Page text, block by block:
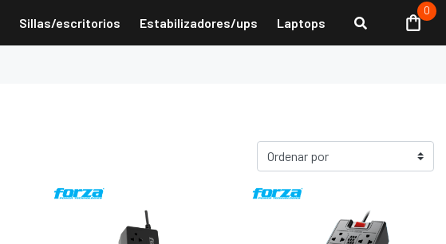
Sillas/escritorios Estabilizadores/ups Laptops
0